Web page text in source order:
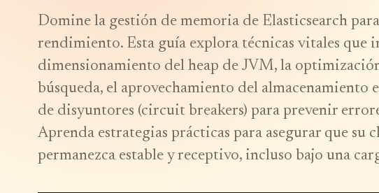
Domine la gestión de memoria de Elasticsearch
rendimiento. Esta guía explora técnicas vitales que
dimensionamiento del heap de JVM, la
búsqueda, el aprovechamiento del almacenamiento
de disyuntores (circuit breakers) para prevenir
Aprenda estrategias prácticas para asegurar que su
permanezca estable y receptivo, incluso bajo una